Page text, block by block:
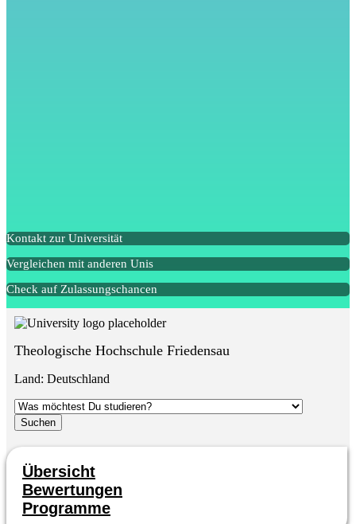
Kontakt zur Universität
Vergleichen mit anderen Unis
Check auf Zulassungschancen
Theologische Hochschule Friedensau
Land: Deutschland
Übersicht
Bewertungen
Programme